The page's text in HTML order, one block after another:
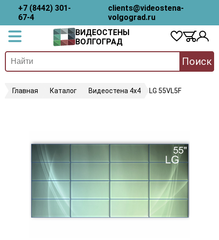
+7 (8442) 301-
67-4
clients@videostena-
volgograd.ru
ВИДЕОСТЕНЫ
ВОЛГОГРАД
Поиск
Главная Каталог Видеостена 4х4 LG 55VL5F